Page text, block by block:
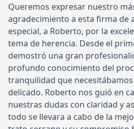
Queremos expresar nuestro
agradecimiento a esta firma de
especial, a Roberto, por la
tema de herencia. Desde el
demostró una gran
profundo conocimiento del
tranquilidad que
delicado. Roberto nos guió en
nuestras dudas con claridad y
todo se llevara a cabo de la